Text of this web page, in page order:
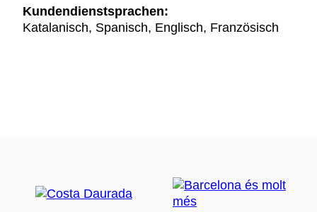
Kundendienstsprachen:
Katalanisch, Spanisch, Englisch, Französisch